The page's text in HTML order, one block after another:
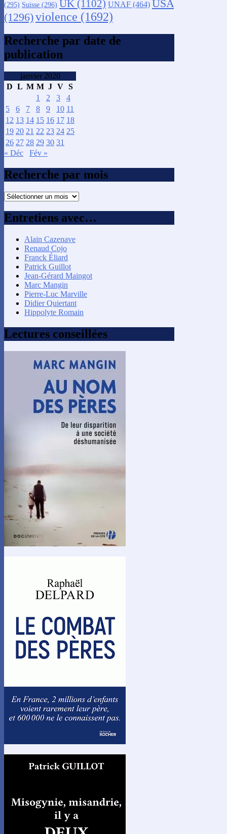
(295) Suisse (296) UK (1102) UNAF (464) USA
(1296)violence (1692)
Recherche par date de
publication
janvier 2020
D L M M J V S
1
2 3
4
5
6 7 8 9 10 11
12 13 14 15 16 17 18
19 20 21 22 23 24 25
26 27 28 29 30 31
« Déc
Fév »
Recherche par mois
Recherche
mois
Entretiens avec…
Alain Cazenave
Renaud Cojo
Franck Éliard
Patrick Guillot
Jean-Gérard Maingot
Marc Mangin
Pierre-Luc Marville
Didier Quiertant
Hippolyte Romain
Lectures conseillées